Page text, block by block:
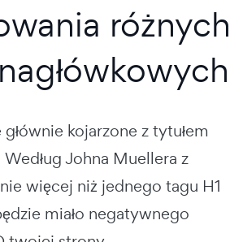
różnych
głównie kojarzone z tytułem
Johna Muellera z
więcej niż jednego tagu H1
miało negatywnego